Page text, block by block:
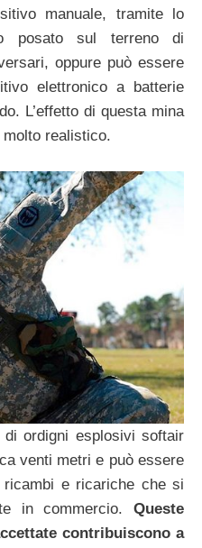
manuale, tramite lo
posato sul terreno di
oppure può essere
elettronico a batterie
L’effetto di questa mina
realistico.
ordigni esplosivi softair
venti metri e può essere
e ricariche che si
in commercio. Queste
contribuiscono a